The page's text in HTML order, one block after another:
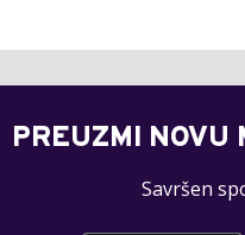
PREUZMI NOVU
Savršen